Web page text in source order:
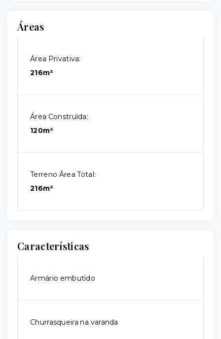
Áreas
Área Privativa:
216m²
Área Construída:
120m²
Terreno Área Total:
216m²
Características
Armário embutido
Churrasqueira na varanda